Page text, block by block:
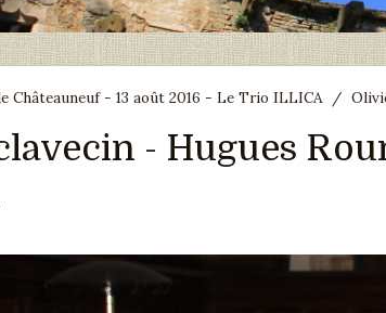
Châteauneuf - 13 août 2016 - Le Trio ILLICA /
- Hugues